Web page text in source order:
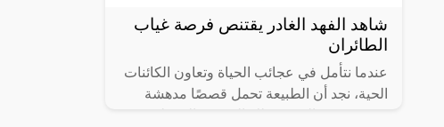
شاهد الفهد الغادر يقتنص فرصة غياب
الطائران
عندما نتأمل في عجائب الحياة وتعاون الكائنات
الحية، نجد أن الطبيعة تحمل قصصًا مدهشة